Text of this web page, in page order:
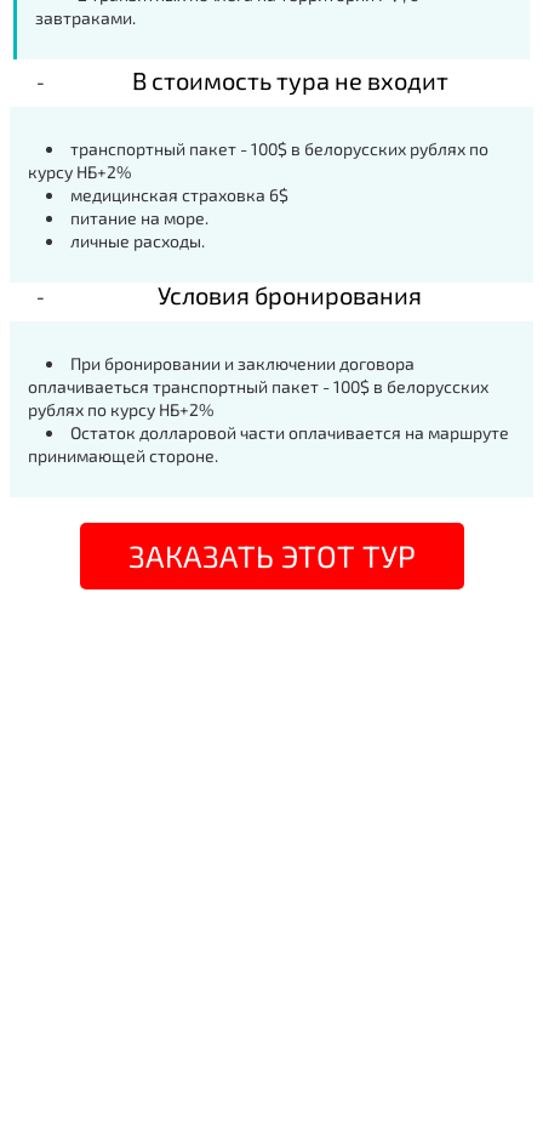
завтраками.
В стоимость тура не входит
транспортный пакет - 100$ в белорусских рублях по
курсу НБ+2%
медицинская страховка 6$
питание на море.
личные расходы.
Условия бронирования
При бронировании и заключении договора
оплачиваеться транспортный пакет - 100$ в белорусских
рублях по курсу НБ+2%
Остаток долларовой части оплачивается на маршруте
принимающей стороне.
ЗАКАЗАТЬ ЭТОТ ТУР